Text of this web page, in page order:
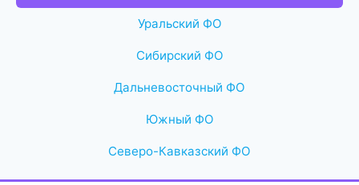
Уральский ФО
Сибирский ФО
Дальневосточный ФО
Южный ФО
Северо-Кавказский ФО